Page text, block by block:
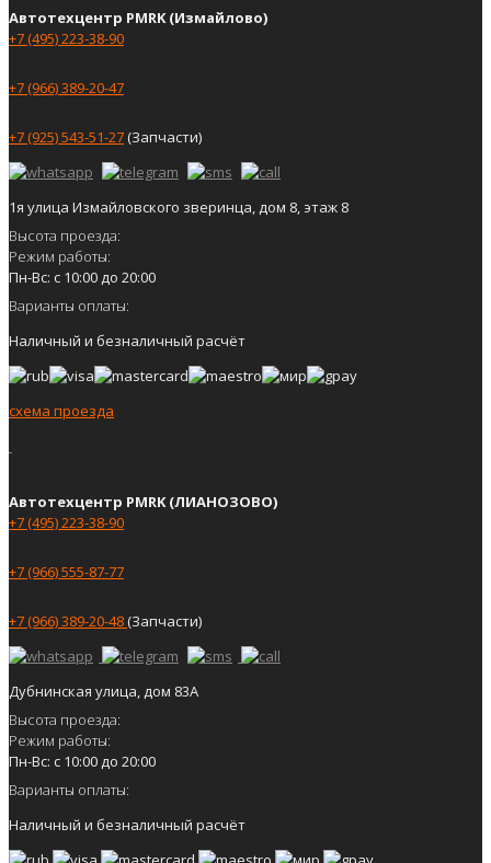
Автотехцентр PMRK (Измайлово)
+7 (495) 223-38-90
+7 (966) 389-20-47
+7 (925) 543-51-27(Запчасти)
1я улица Измайловского зверинца, дом 8, этаж 8
Высота проезда:
Режим работы:
Пн-Вс: с 10:00 до 20:00
Варианты оплаты:
Наличный и безналичный расчёт
схема проезда
Автотехцентр PMRK (ЛИАНОЗОВО)
+7 (495) 223-38-90
+7 (966) 555-87-77
+7 (966) 389-20-48(Запчасти)
Дубнинская улица, дом 83А
Высота проезда:
Режим работы:
Пн-Вс: с 10:00 до 20:00
Варианты оплаты:
Наличный и безналичный расчёт